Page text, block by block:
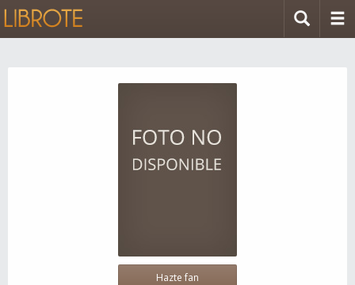
Hazte fan